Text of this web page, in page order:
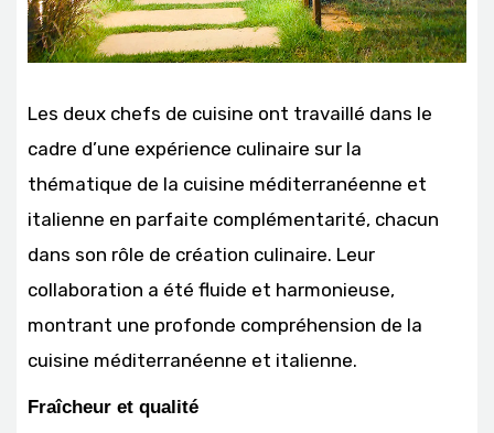
Les deux chefs de cuisine ont travaillé dans le
cadre d’une expérience culinaire sur la
thématique de la cuisine méditerranéenne et
italienne en parfaite complémentarité, chacun
dans son rôle de création culinaire. Leur
collaboration a été fluide et harmonieuse,
montrant une profonde compréhension de la
cuisine méditerranéenne et italienne.
Fraîcheur et qualité